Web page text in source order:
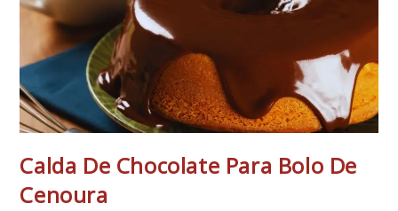
Calda De Chocolate Para Bolo De
Cenoura